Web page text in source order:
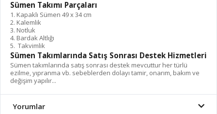
Sümen Takımı Parçaları
1. Kapaklı Sümen 49 x 34 cm
2. Kalemlik
3. Notluk
4. Bardak Altlığı
5. Takvimlik
Sümen Takımlarında Satış Sonrası Destek Hizmetleri
Sümen takımlarında satış sonrası destek mevcuttur her türlü
ezilme, yıpranma vb. sebeblerden dolayı tamir, onarım, bakım ve
değişim yapılır...
Yorumlar